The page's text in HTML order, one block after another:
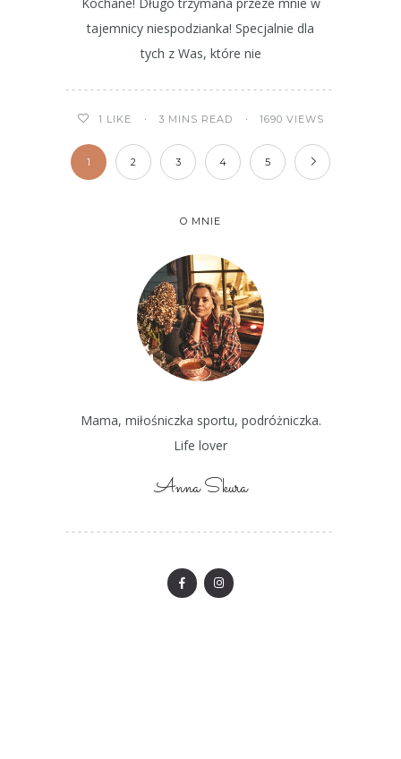
tajemnicy niespodzianka! Specjalnie dla
tych z Was, które nie
1 LIKE 3 MINS READ 1690 VIEWS
1 2 3 4 5
O MNIE
Mama, miłośniczka sportu, podróżniczka.
Life lover
Anna Skura